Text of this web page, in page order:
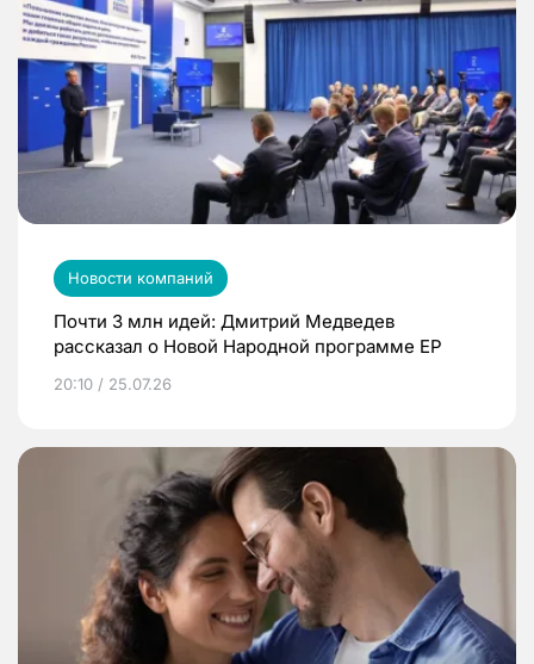
Новости компаний
Почти 3 млн идей: Дмитрий Медведев
рассказал о Новой Народной программе ЕР
20:10 / 25.07.26